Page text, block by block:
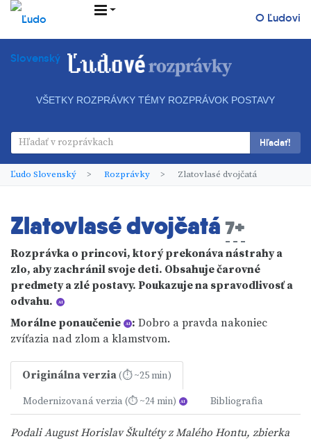
O Ľudovi
VŠETKY ROZPRÁVKY TÉMY ROZPRÁVOK POSTAVY
Hľadať!
Ľudo Slovenský Rozprávky Zlatovlasé dvojčatá
Zlatovlasé dvojčatá7+
Rozprávka o princovi, ktorý prekonáva nástrahy a
zlo, aby zachránil svoje deti. Obsahuje čarovné
predmety a zlé postavy. Poukazuje na spravodlivosť a
odvahu.
AI
Morálne ponaučenie AI : Dobro a pravda nakoniec
zvíťazia nad zlom a klamstvom.
Originálna verzia(⏱ ~25 min)
Modernizovaná verzia (⏱ ~24 min) AI Bibliografia
Podali August Horislav Škultéty z Malého Hontu, zbierka